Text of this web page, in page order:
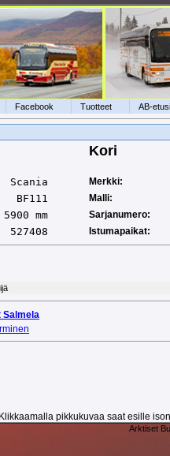
Facebook Tuotteet AB-
Kori
Scania
Merkki:
BF111
Malli:
5900 mm
Sarjanumero:
527408 Istumapaikat:
Salmela
Klikkaamalla pikkukuvaa saat esille
Arktiset